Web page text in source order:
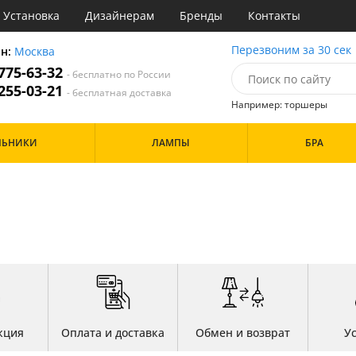
Установка Дизайнерам Бренды Контакты
Москва
63-32- бесплатно по России
03-21- бесплатная доставка
Перезвоним за 30 сек
Например: торшеры
Шары
ЛАМПЫ БРА
Оплата и доставка Обмен и возврат